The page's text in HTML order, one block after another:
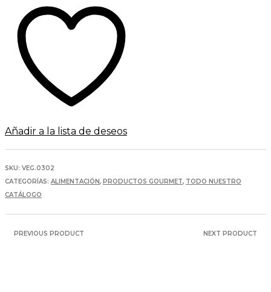
Añadir a la lista de deseos
SKU: VEG.0302
CATEGORÍAS: ALIMENTACIÓN, PRODUCTOS GOURMET, TODO NUESTRO
CATÁLOGO
PREVIOUS PRODUCT NEXT PRODUCT